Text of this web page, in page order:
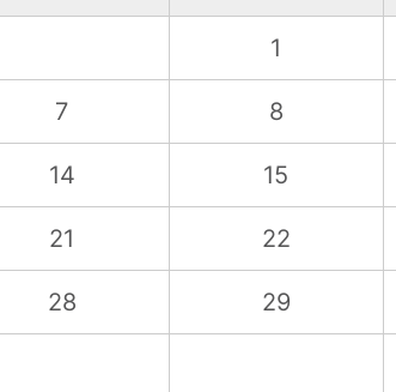
1
7 8
14 15
21 22
28 29